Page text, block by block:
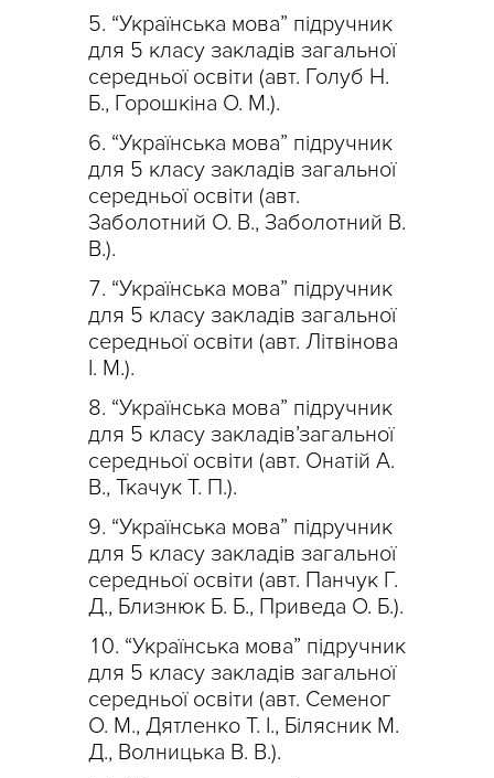
“Українська мова” підручник
для 5 класу закладів загальної
середньої освіти (авт. Голуб Н.
Б., Горошкіна О. М.).
“Українська мова” підручник
для 5 класу закладів загальної
середньої освіти (авт.
Заболотний О. В., Заболотний В.
В.).
“Українська мова” підручник
для 5 класу закладів загальної
середньої освіти (авт. Літвінова
І. М.).
“Українська мова” підручник
для 5 класу закладів’загальної
середньої освіти (авт. Онатій А.
В., Ткачук Т. П.).
“Українська мова” підручник
для 5 класу закладів загальної
середньої освіти (авт. Панчук Г.
Д., Близнюк Б. Б., Приведа О. Б.).
“Українська мова” підручник
для 5 класу закладів загальної
середньої освіти (авт. Семеног
О. М., Дятленко Т. І., Білясник М.
Д., Волницька В. В.).